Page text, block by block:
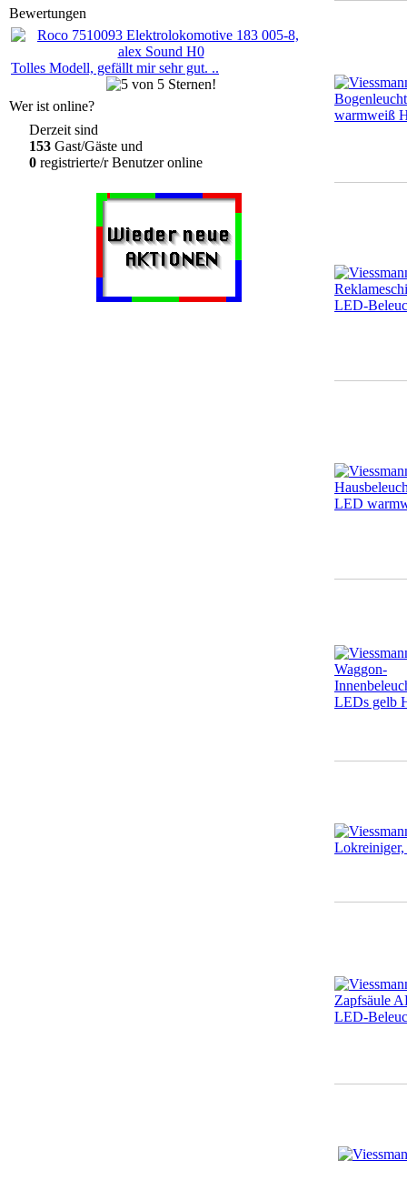
Bewertungen
Tolles Modell, gefällt mir sehr gut. ..
Wer ist online?
Derzeit sind
153 Gast/Gäste und
0 registrierte/r Benutzer online